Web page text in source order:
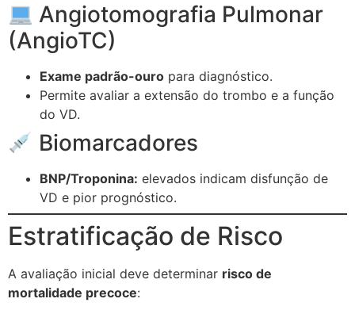
Angiotomografia Pulmonar
(AngioTC)
Exame padrão-ouro para diagnóstico.
Permite avaliar a extensão do trombo e a função
do VD.
Biomarcadores
BNP/Troponina: elevados indicam disfunção de
VD e pior prognóstico.
Estratificação de Risco
A avaliação inicial deve determinar risco de
mortalidade precoce: